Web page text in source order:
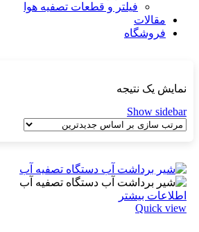
فیلتر و قطعات تصفیه هوا
مقالات
فروشگاه
نمایش یک نتیجه
Show sidebar
اطلاعات بیشتر
Quick view